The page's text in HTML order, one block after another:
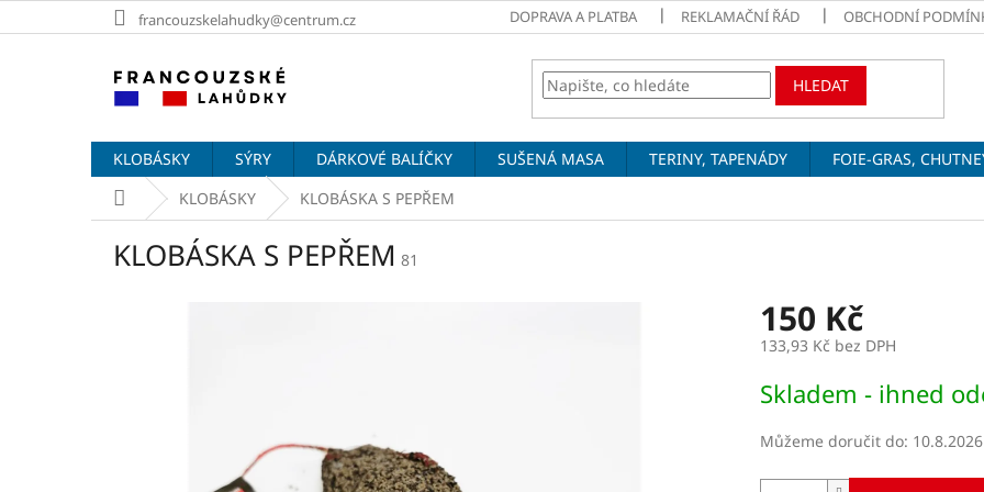
na
francouzskelahudky@centrum.cz DOPRAVA A PLATBA REKLAMAČNÍ ŘÁD OBCHODNÍ
HLEDAT
KLOBÁSKY SÝRY DÁRKOVÉ BALÍČKY SUŠENÁ MASA TERINY, TAPENÁDY FOIE-GRAS,
Domů KLOBÁSKY KLOBÁSKA S PEPŘEM
KLOBÁSKA S PEPŘEM 81
150 Kč
133,93 Kč bez DPH
cena:
Skladem - ihned
Můžeme doručit do: 10.8.2026